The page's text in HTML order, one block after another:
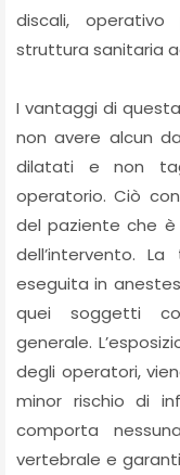
discali, operativo
struttura sanitaria
I vantaggi di
non avere alcun
dilatati e non
operatorio. Ciò
del paziente che è
dell’intervento.
eseguita in
quei soggetti
generale.
degli operatori,
minor rischio di
comporta
vertebrale e